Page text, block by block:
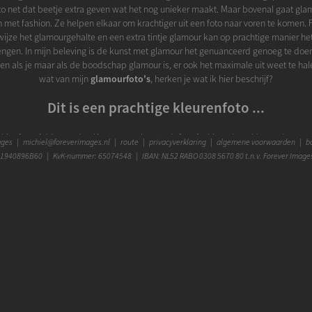
net dat beetje extra geven wat het nog unieker maakt. Maar bovenal gaat
met fashion. Ze helpen elkaar om krachtiger uit een foto naar voren te komen.
het glamourgehalte en een extra tintje glamour kan op prachtige manier
In mijn beleving is de kunst met glamour het genuanceerd genoeg te
als je maar als de boodschap glamour is, er ook het maximale uit weet te
wat van mijn glamourfoto's , herken je wat ik hier beschrijf?
Dit is een prachtige kleurenfoto ...
Addy van den Krommenacker modefoto fashion photo kleur color 115,
omschrijving gekregen: Fashionfoto fashionfoto Couture Masters of LXRY
| michiel@foreverimages.nl | route | privacyverklaring | algemene voorwaarden |
| KvK-nummer: 65074548 | IBAN: NL52 RABO 0308 5670 80 t.n.v. Forever